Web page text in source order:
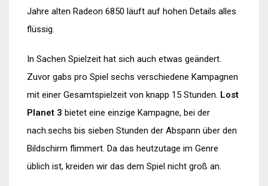
Jahre alten Radeon 6850 läuft auf hohen Details alles
flüssig.
In Sachen Spielzeit hat sich auch etwas geändert.
Zuvor gabs pro Spiel sechs verschiedene Kampagnen
mit einer Gesamtspielzeit von knapp 15 Stunden. Lost
Planet 3 bietet eine einzige Kampagne, bei der
nach.sechs bis sieben Stunden der Abspann über den
Bildschirm flimmert. Da das heutzutage im Genre
üblich ist, kreiden wir das dem Spiel nicht groß an.